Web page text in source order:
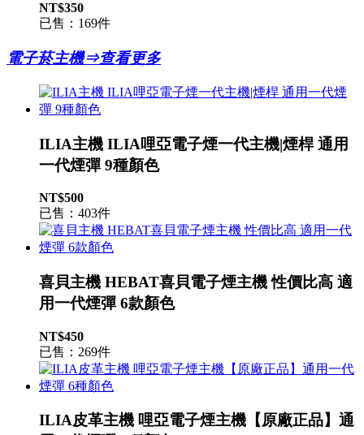
NT$350
已售：169件
電子菸主機⇒查看更多
ILIA主機 ILIA哩亞電子煙一代主機|煙桿 通用
一代煙彈 9種顏色
NT$500
已售：403件
喜貝主機 HEBAT喜貝電子煙主機 性價比高 適
用一代煙彈 6款顏色
NT$450
已售：269件
ILIA皮革主機 哩亞電子煙主機【原廠正品】通